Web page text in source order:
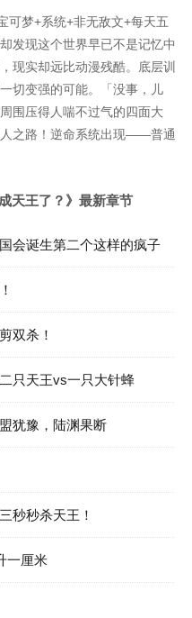
可梦+系统+非无敌文+每天五
发现这个世界早已不是记忆中
现实却远比动漫残酷。底层训
切变强的可能。「没事，儿
围压得人喘不过气的四面大
之路！逆命系统出现——普通
天王了？》最新章节
会诞生第二个这样的疯子
双杀！
只天王vs一只大针蜂
犹豫，陆渊果断
秒秒杀天王！
一厘米